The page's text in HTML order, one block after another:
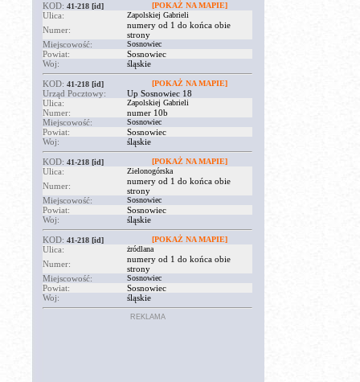
KOD: 41-218 [id] [POKAŻ NA MAPIE]
Ulica: Zapolskiej Gabrieli
Numer:
numery od 1 do końca obie
strony
Miejscowość:
Sosnowiec
Powiat:
Sosnowiec
Woj:
śląskie
KOD: 41-218 [id] [POKAŻ NA MAPIE]
Urząd Pocztowy:
Up Sosnowiec 18
Ulica:
Zapolskiej Gabrieli
Numer:
numer 10b
Miejscowość:
Sosnowiec
Powiat:
Sosnowiec
Woj:
śląskie
KOD: 41-218 [id] [POKAŻ NA MAPIE]
Ulica: Zielonogórska
Numer:
numery od 1 do końca obie
strony
Miejscowość:
Sosnowiec
Powiat:
Sosnowiec
Woj:
śląskie
KOD: 41-218 [id] [POKAŻ NA MAPIE]
Ulica: żródlana
Numer:
numery od 1 do końca obie
strony
Miejscowość:
Sosnowiec
Powiat:
Sosnowiec
Woj:
śląskie
REKLAMA